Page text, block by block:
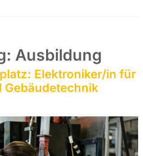
Ausbildung
Elektroniker/in für
Gebäudetechnik